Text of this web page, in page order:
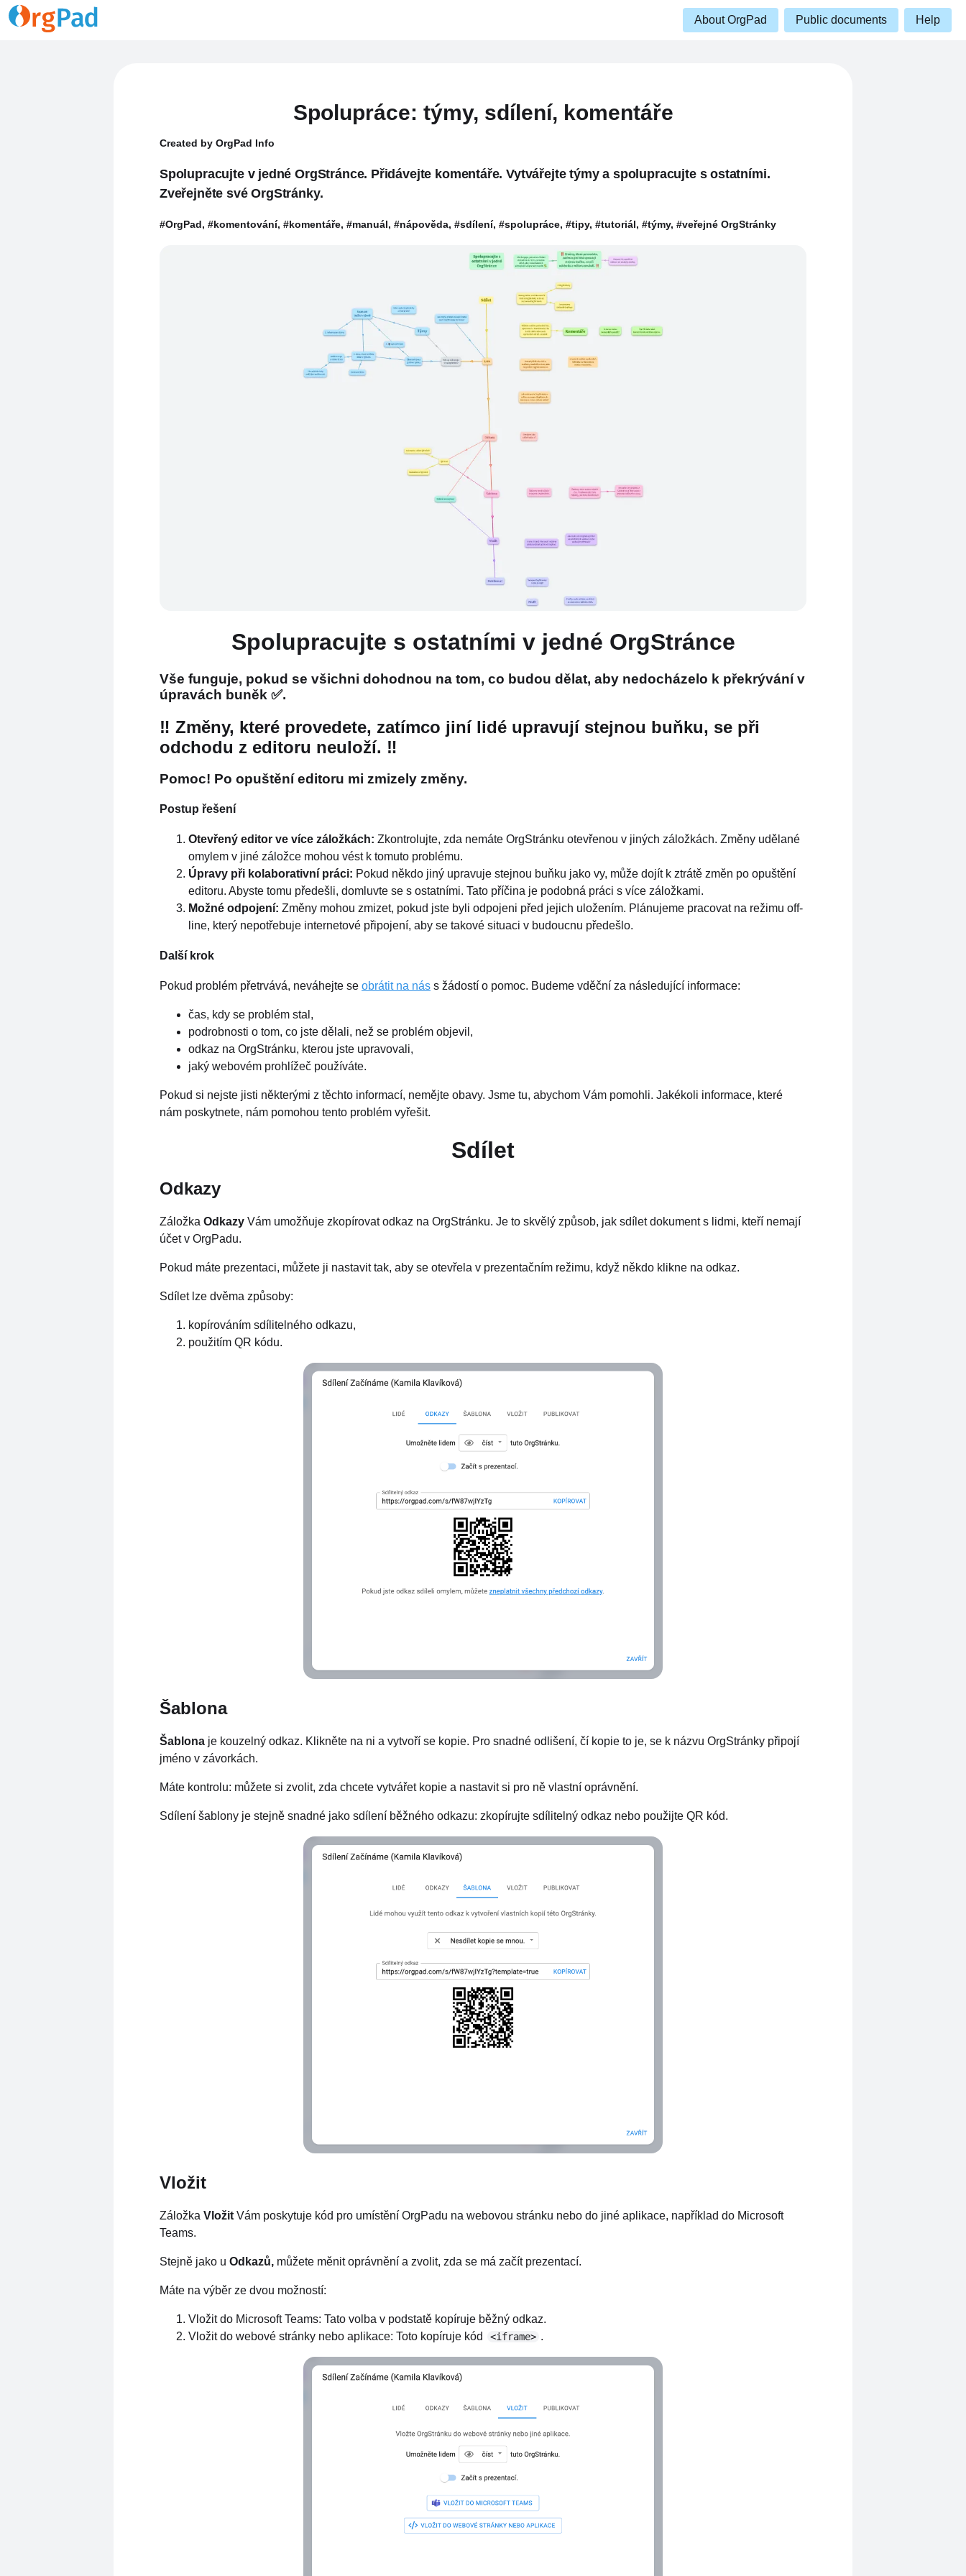
About OrgPad Public documents Help
Spolupráce: týmy, sdílení, komentáře
Created by OrgPad Info
Spolupracujte v jedné OrgStránce. Přidávejte komentáře. Vytvářejte týmy a spolupracujte s ostatními.
Zveřejněte své OrgStránky.
#OrgPad, #komentování, #komentáře, #manuál, #nápověda, #sdílení, #spolupráce, #tipy, #tutoriál, #týmy, #veřejné OrgStránky
Spolupracujte s ostatními v jedné OrgStránce
Vše funguje, pokud se všichni dohodnou na tom, co budou dělat, aby nedocházelo k překrývání v
úpravách buněk ✅.
‼ Změny, které provedete, zatímco jiní lidé upravují stejnou buňku, se při
odchodu z editoru neuloží. ‼
Pomoc! Po opuštění editoru mi zmizely změny.
Postup řešení
Otevřený editor ve více záložkách: Zkontrolujte, zda nemáte OrgStránku otevřenou v jiných záložkách. Změny udělané
omylem v jiné záložce mohou vést k tomuto problému.
Úpravy při kolaborativní práci: Pokud někdo jiný upravuje stejnou buňku jako vy, může dojít k ztrátě změn po opuštění
editoru. Abyste tomu předešli, domluvte se s ostatními. Tato příčina je podobná práci s více záložkami.
Možné odpojení: Změny mohou zmizet, pokud jste byli odpojeni před jejich uložením. Plánujeme pracovat na režimu off-
line, který nepotřebuje internetové připojení, aby se takové situaci v budoucnu předešlo.
Další krok
Pokud problém přetrvává, neváhejte se obrátit na nás s žádostí o pomoc. Budeme vděční za následující informace:
čas, kdy se problém stal,
podrobnosti o tom, co jste dělali, než se problém objevil,
odkaz na OrgStránku, kterou jste upravovali,
jaký webovém prohlížeč používáte.
Pokud si nejste jisti některými z těchto informací, nemějte obavy. Jsme tu, abychom Vám pomohli. Jakékoli informace, které
nám poskytnete, nám pomohou tento problém vyřešit.
Sdílet
Odkazy
Záložka Odkazy Vám umožňuje zkopírovat odkaz na OrgStránku. Je to skvělý způsob, jak sdílet dokument s lidmi, kteří nemají
účet v OrgPadu.
Pokud máte prezentaci, můžete ji nastavit tak, aby se otevřela v prezentačním režimu, když někdo klikne na odkaz.
Sdílet lze dvěma způsoby:
kopírováním sdílitelného odkazu,
použitím QR kódu.
Šablona
Šablona je kouzelný odkaz. Klikněte na ni a vytvoří se kopie. Pro snadné odlišení, čí kopie to je, se k názvu OrgStránky připojí
jméno v závorkách.
Máte kontrolu: můžete si zvolit, zda chcete vytvářet kopie a nastavit si pro ně vlastní oprávnění.
Sdílení šablony je stejně snadné jako sdílení běžného odkazu: zkopírujte sdílitelný odkaz nebo použijte QR kód.
Vložit
Záložka Vložit Vám poskytuje kód pro umístění OrgPadu na webovou stránku nebo do jiné aplikace, například do Microsoft
Teams.
Stejně jako u Odkazů, můžete měnit oprávnění a zvolit, zda se má začít prezentací.
Máte na výběr ze dvou možností:
Vložit do Microsoft Teams: Tato volba v podstatě kopíruje běžný odkaz.
Vložit do webové stránky nebo aplikace: Toto kopíruje kód
<iframe> .